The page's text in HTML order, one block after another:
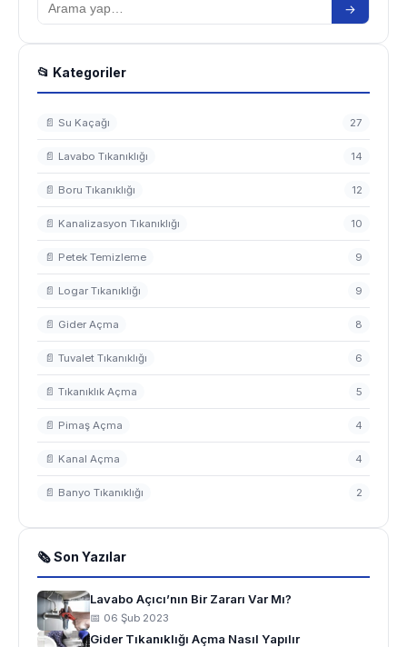
→
📂 Kategoriler
📄 Su Kaçağı 27
📄 Lavabo Tıkanıklığı 14
📄 Boru Tıkanıklığı 12
📄 Kanalizasyon Tıkanıklığı 10
📄 Petek Temizleme 9
📄 Logar Tıkanıklığı 9
📄 Gider Açma 8
📄 Tuvalet Tıkanıklığı 6
📄 Tıkanıklık Açma 5
📄 Pimaş Açma 4
📄 Kanal Açma 4
📄 Banyo Tıkanıklığı 2
🗞 Son Yazılar
Lavabo Açıcı’nın Bir Zararı Var Mı?
📅 06 Şub 2023
Gider Tıkanıklığı Açma Nasıl Yapılır